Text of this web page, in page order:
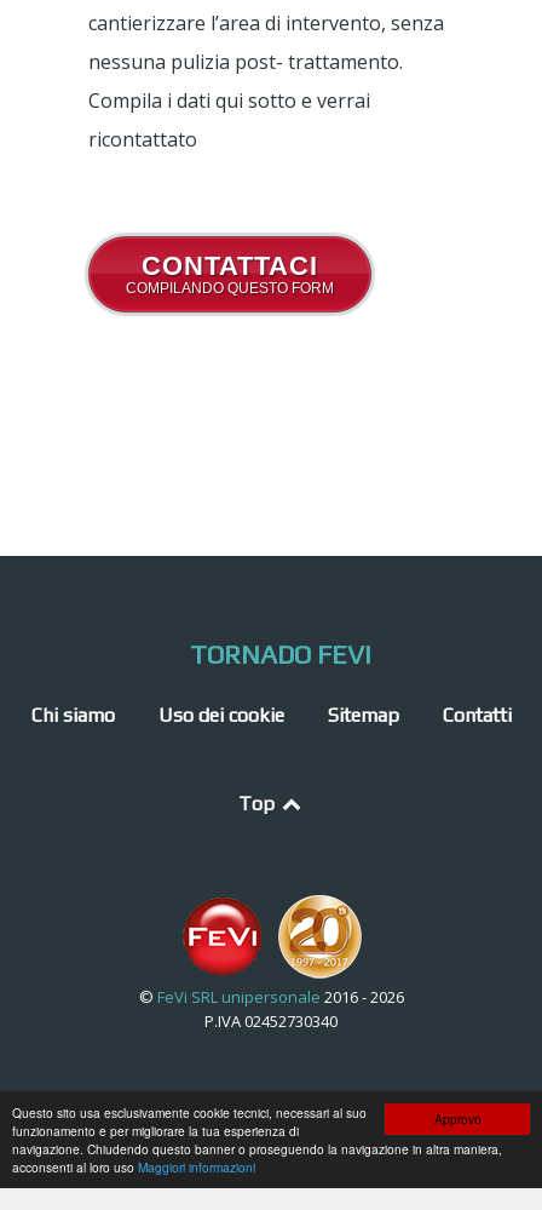
Approvo
Questo sito usa esclusivamente cookie tecnici, necessari al suo
funzionamento e per migliorare la tua esperienza di
navigazione. Chiudendo questo banner o proseguendo la navigazione in altra maniera,
acconsenti al loro uso Maggiori informazioni
cantierizzare l’area di intervento, senza
nessuna pulizia post- trattamento.
Compila i dati qui sotto e verrai
ricontattato
CONTATTACI
COMPILANDO QUESTO FORM
TORNADO FEVI
Chi siamo Uso dei cookie Sitemap Contatti
Top
© FeVi SRL unipersonale 2016 - 2026
P.IVA 02452730340
Sviluppato daStudioGEAAgenzia di Comunicazione